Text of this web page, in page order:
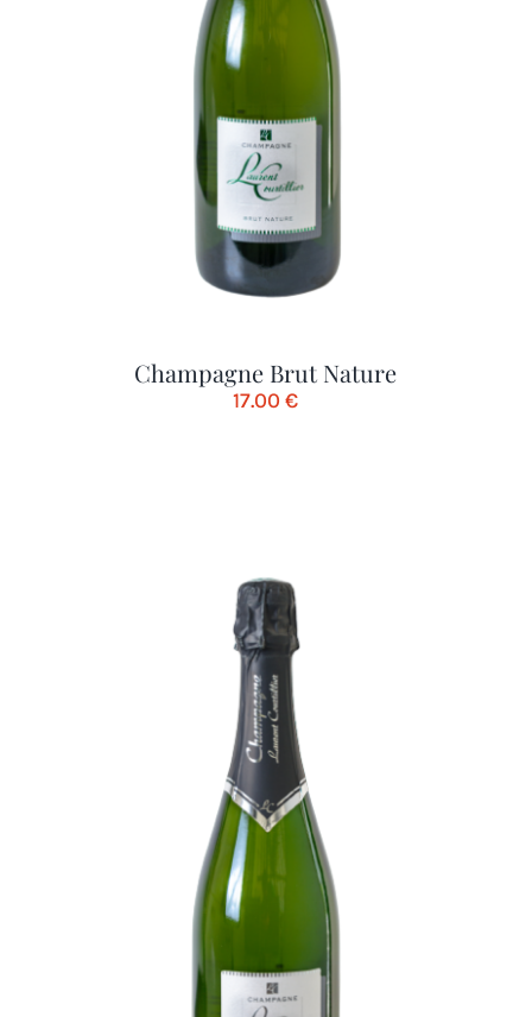
Champagne Brut Nature
17.00€